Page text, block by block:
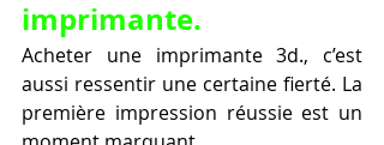
imprimante.
Acheter une imprimante 3d., c’est
aussi ressentir une certaine fierté. La
première impression réussie est un